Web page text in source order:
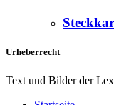
Urheberrecht
Text und Bilder der